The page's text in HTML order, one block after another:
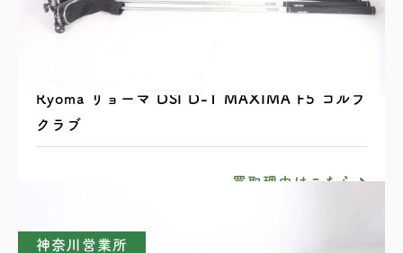
Ryoma リョーマ DSI D-1 MAXIMA F5 ゴルフ
クラブ
買取理由はこちら
神奈川営業所